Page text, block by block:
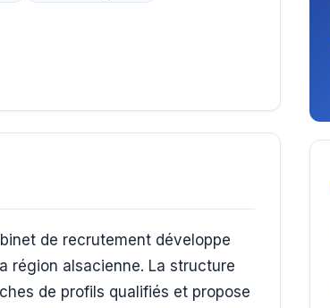
de recrutement développe
région alsacienne. La structure
de profils qualifiés et propose